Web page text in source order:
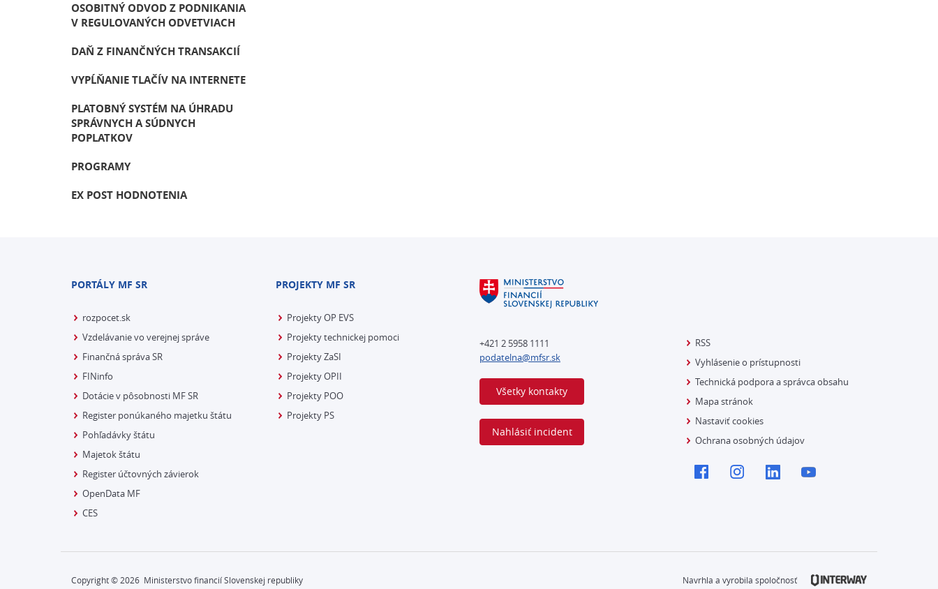
OSOBITNÝ ODVOD Z PODNIKANIA
V REGULOVANÝCH ODVETVIACH
DAŇ Z FINANČNÝCH TRANSAKCIÍ
VYPĹŇANIE TLAČÍV NA INTERNETE
PLATOBNÝ SYSTÉM NA ÚHRADU
SPRÁVNYCH A SÚDNYCH
POPLATKOV
PROGRAMY
EX POST HODNOTENIA
PORTÁLY MF SR
rozpocet.sk
Vzdelávanie vo verejnej správe
Finančná správa SR
FINinfo
Dotácie v pôsobnosti MF SR
Register ponúkaného majetku štátu
Pohľadávky štátu
Majetok štátu
Register účtovných závierok
OpenData MF
CES
PROJEKTY MF SR
Projekty OP EVS
Projekty technickej pomoci
Projekty ZaSI
Projekty OPII
Projekty POO
Projekty PS
+421 2 5958 1111
podatelna@mfsr.sk
Všetky kontakty
Nahlásiť incident
RSS
Vyhlásenie o prístupnosti
Technická podpora a správca obsahu
Mapa stránok
Nastaviť cookies
Ochrana osobných údajov
Copyright © 2026 Ministerstvo financií Slovenskej republiky Navrhla a vyrobila spoločnosť